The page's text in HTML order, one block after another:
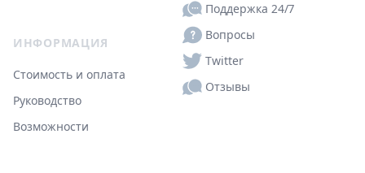
ИНФОРМАЦИЯ
Стоимость и оплата
Руководство
Возможности
Поддержка 24/7
Вопросы
Twitter
Отзывы